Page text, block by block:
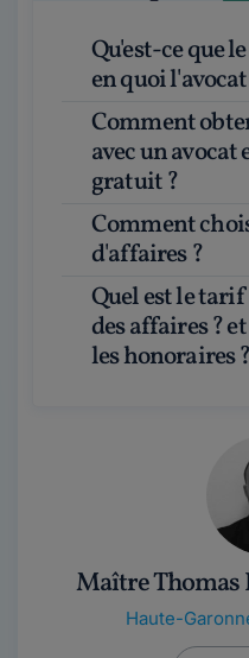
Qu'est-ce que le Droit des Affaires et
en quoi
Comment obtenir un rendez-vous
avec un
gratuit ?
Comment choisir le bon avocat
d'affaires ?
Quel est le tarif d'un avocat en droit
des affaires ?
les honoraires ?
Maître
Haute-